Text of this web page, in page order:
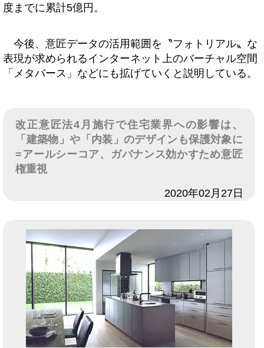
度までに累計5億円。
今後、意匠データの活用範囲を〝フォトリアル〟な
表現が求められるインターネット上のバーチャル空間
「メタバース」などにも拡げていくと説明している。
改正意匠法4月施行で住宅業界への影響は、
「建築物」や「内装」のデザインも保護対象に
=アールシーコア、ガバナンス効かすため意匠
権重視
2020年02月27日